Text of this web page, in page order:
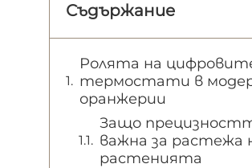
Съдържание
Ролята на
термостати в
оранжерии
Защо
важна за растежа
растенията